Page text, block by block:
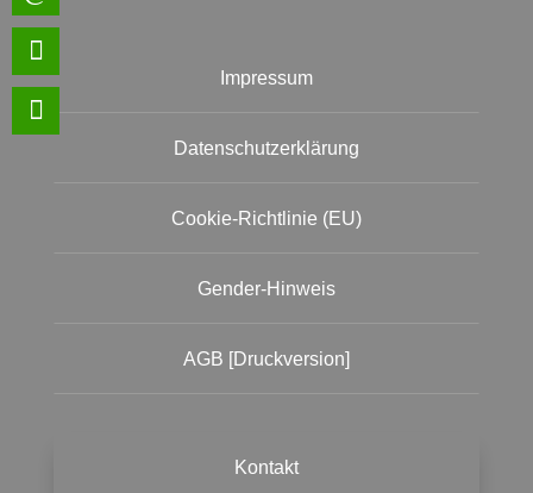
Impressum
Datenschutzerklärung
Cookie-Richtlinie (EU)
Gender-Hinweis
AGB [Druckversion]
Kontakt